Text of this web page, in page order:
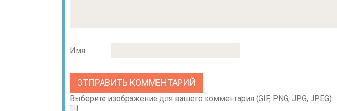
Имя
Выберите изображение для вашего комментария (GIF, PNG, JPG, JPEG):